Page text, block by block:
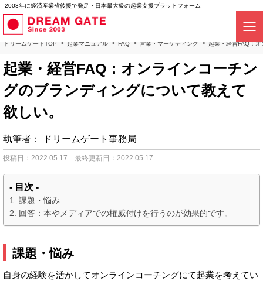
2003年に経済産業省後援で発足・日本最大級の起業支援プラットフォーム
ドリームゲートTOP 起業マニュアル FAQ 営業・マーケティング 起業・経営FAQ：
起業・経営FAQ：オンラインコーチン
グのブランディングについて教えて
欲しい。
執筆者： ドリームゲート事務局
投稿日：2022.05.17 最終更新日：2022.05.17
- 目次 -
課題・悩み
回答：本やメディアでの権威付けを行うのが効果的です。
課題・悩み
自身の経験を活かしてオンラインコーチングにて起業を考えてい